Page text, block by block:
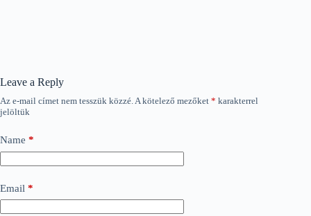
Leave a Reply
Az e-mail címet nem tesszük közzé.A kötelező mezőket * karakterrel
jelöltük
Name *
Email *